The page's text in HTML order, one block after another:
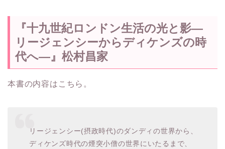
『十九世紀ロンドン生活の光と影―
リージェンシーからディケンズの時
代へ―』松村昌家
本書の内容はこちら。
リージェンシー(摂政時代)のダンディの世界から、
ディケンズ時代の煙突小僧の世界にいたるまで、